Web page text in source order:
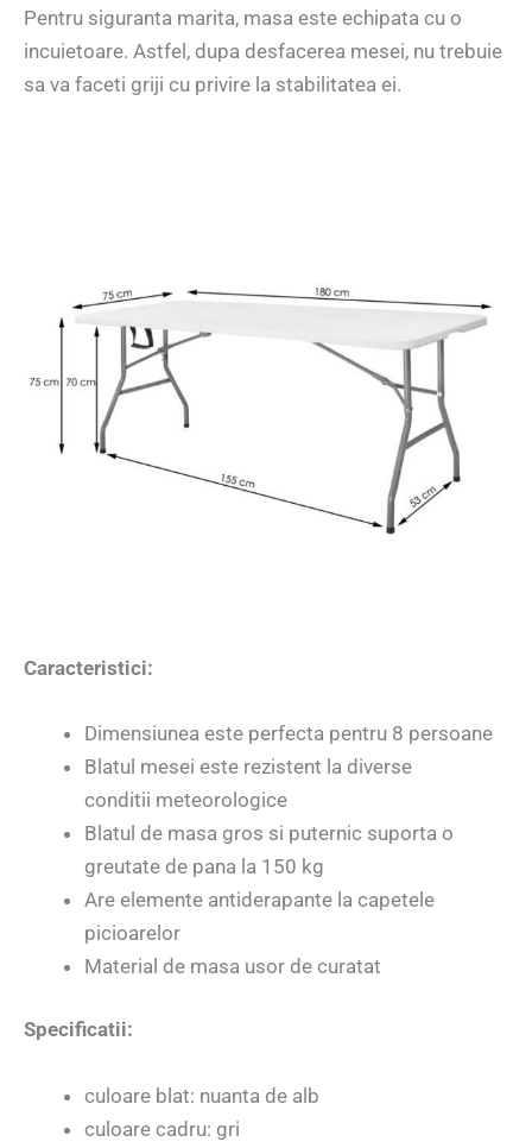
Pentru siguranta marita, masa este echipata cu o
incuietoare. Astfel, dupa desfacerea mesei, nu trebuie
sa va faceti griji cu privire la stabilitatea ei.
Caracteristici:
Dimensiunea este perfecta pentru 8 persoane
Blatul mesei este rezistent la diverse
conditii meteorologice
Blatul de masa gros si puternic suporta o
greutate de pana la 150 kg
Are elemente antiderapante la capetele
picioarelor
Material de masa usor de curatat
Specificatii:
culoare blat: nuanta de alb
culoare cadru: gri